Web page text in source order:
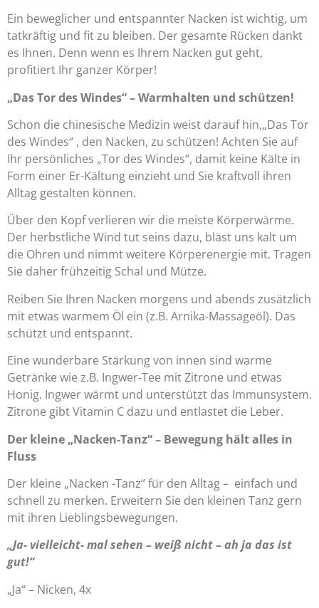
Ein beweglicher und entspannter Nacken ist wichtig, um
tatkräftig und fit zu bleiben. Der gesamte Rücken dankt
es Ihnen. Denn wenn es Ihrem Nacken gut geht,
profitiert Ihr ganzer Körper!
„Das Tor des Windes“ – Warmhalten und schützen!
Schon die chinesische Medizin weist darauf hin,„Das Tor
des Windes“ , den Nacken, zu schützen! Achten Sie auf
Ihr persönliches „Tor des Windes“, damit keine Kälte in
Form einer Er-Kältung einzieht und Sie kraftvoll ihren
Alltag gestalten können.
Über den Kopf verlieren wir die meiste Körperwärme.
Der herbstliche Wind tut seins dazu, bläst uns kalt um
die Ohren und nimmt weitere Körperenergie mit. Tragen
Sie daher frühzeitig Schal und Mütze.
Reiben Sie Ihren Nacken morgens und abends zusätzlich
mit etwas warmem Öl ein (z.B. Arnika-Massageöl). Das
schützt und entspannt.
Eine wunderbare Stärkung von innen sind warme
Getränke wie z.B. Ingwer-Tee mit Zitrone und etwas
Honig. Ingwer wärmt und unterstützt das Immunsystem.
Zitrone gibt Vitamin C dazu und entlastet die Leber.
Der kleine „Nacken-Tanz“ – Bewegung hält alles in
Fluss
Der kleine „Nacken -Tanz“ für den Alltag – einfach und
schnell zu merken. Erweitern Sie den kleinen Tanz gern
mit ihren Lieblingsbewegungen.
„Ja- vielleicht- mal sehen – weiß nicht – ah ja das ist
gut!“
„Ja“ – Nicken, 4x